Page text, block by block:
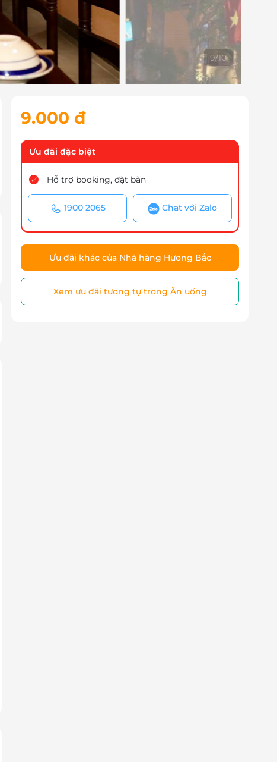
10/10
9.000 đ
Ưu đãi đặc biệt
Hỗ trợ booking, đặt bàn
1900 2065 Chat với Zalo
Ưu đãi khác của Nhà hàng Hương Bắc
Xem ưu đãi tương tự trong Ăn uống